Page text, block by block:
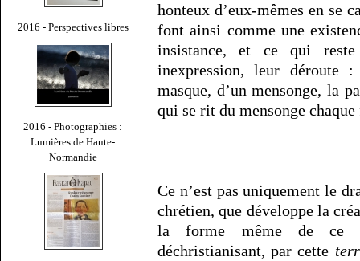
2016 - Perspectives libres
2016 - Photographies :
Lumières de Haute-
Normandie
honteux d’eux-mêmes en se
font ainsi comme une
insistance, et ce qui
inexpression, leur déroute
masque, d’un mensonge, la
qui se rit du mensonge
Ce n’est pas uniquement le
chrétien, que développe la
la forme même de ce
déchristianisant, par cette